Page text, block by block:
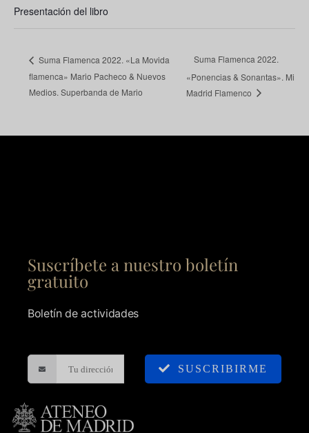
Presentación del libro
Suma Flamenca 2022. «La Movida
flamenca» Mario Pacheco & Nuevos
Medios. Superbanda de Mario
Suma Flamenca 2022.
«Ponencias & Sonantas». Mi
Madrid Flamenco
Suscríbete a nuestro boletín
gratuito
Boletín de actividades
SUSCRIBIRME